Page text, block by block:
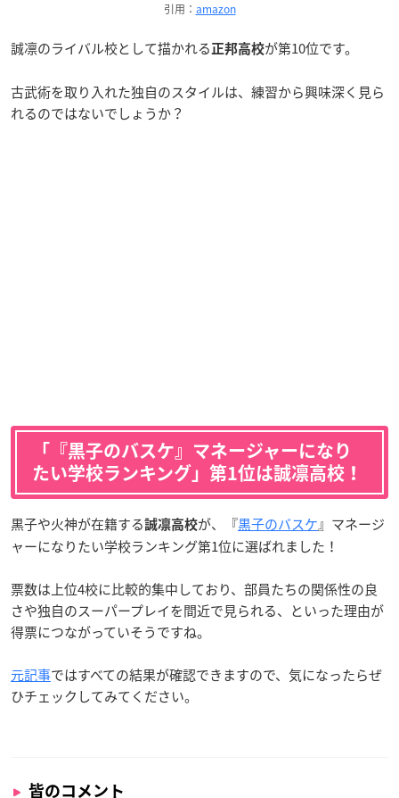
引用： amazon
誠凛のライバル校として描かれる 正邦高校が第10位です。
古武術を取り入れた独自のスタイルは、練習から興味深く見ら
れるのではないでしょうか？
「『黒子のバスケ』マネージャーになり
たい学校ランキング」第1位は誠凛高校！
黒子や火神が在籍する誠凛高校が、『黒子のバスケ』マネージ
ャーになりたい学校ランキング第1位に選ばれました！
票数は上位4校に比較的集中しており、部員たちの関係性の良
さや独自のスーパープレイを間近で見られる、といった理由が
得票につながっていそうですね。
元記事ではすべての結果が確認できますので、気になったらぜ
ひチェックしてみてください。
皆のコメント